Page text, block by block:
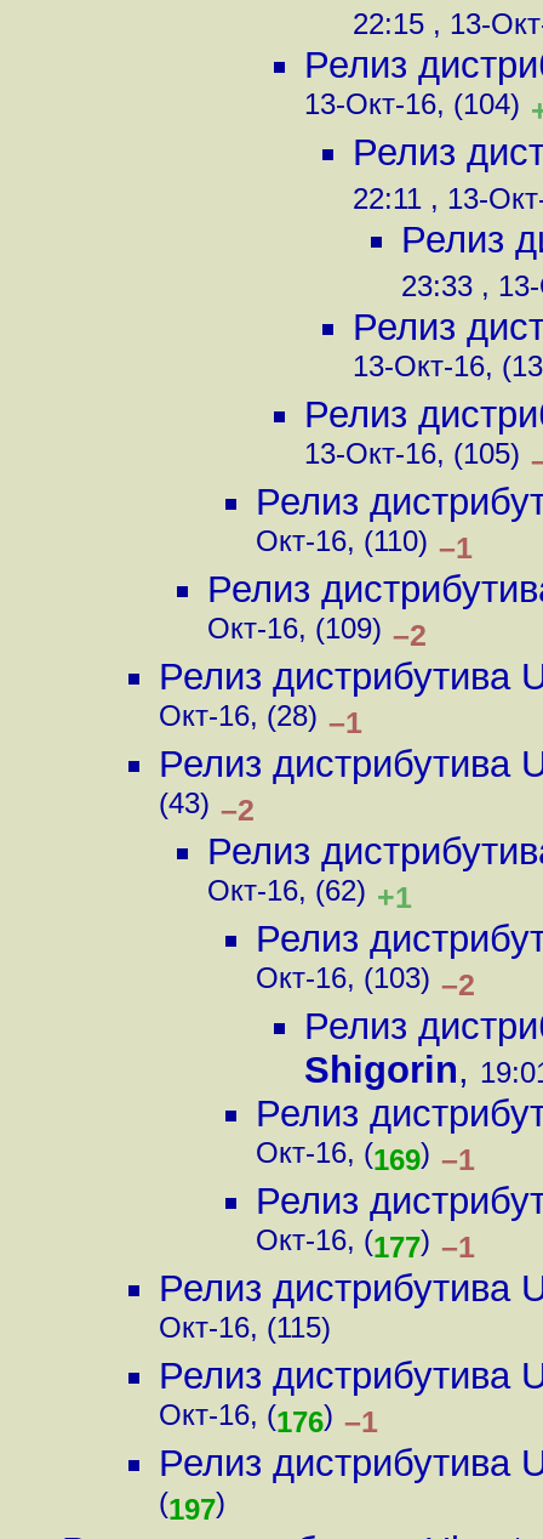
22:15 , 13-
Релиз
13-Окт-16, (104)
Релиз
22:11 , 13-
Релиз
23:33 ,
Релиз
13-Окт-16,
Релиз
13-Окт-16, (105)
Релиз
Окт-16, (110) –1
Релиз
Окт-16, (109) –2
Релиз дистрибутива
Окт-16, (28) –1
Релиз дистрибутива
(43) –2
Релиз
Окт-16, (62) +1
Релиз
Окт-16, (103) –2
Релиз
Shigorin,
Релиз
Окт-16, (169) –1
Релиз
Окт-16, (177) –1
Релиз дистрибутива
Окт-16, (115)
Релиз дистрибутива
Окт-16, (176) –1
Релиз дистрибутива
(197)